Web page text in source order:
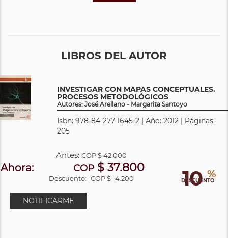
LIBROS DEL AUTOR
INVESTIGAR CON MAPAS CONCEPTUALES.
PROCESOS METODOLÓGICOS
Autores: José Arellano - Margarita Santoyo
Isbn: 978-84-277-1645-2 | Año: 2012 | Páginas:
205
10 %
DESCUENTO
Antes: COP$ 42.000
Ahora: COP $ 37.800
Descuento: COP $ -4.200
NOTIFICARME